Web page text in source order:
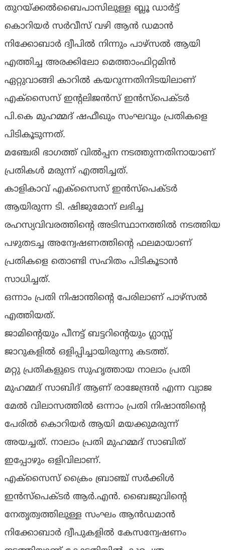
തുറയ്ക്കൽബൈപാസിലുള്ള ബ്ലൂ ഡാർട്ട്
കൊറിയർ സർവീസ് വഴി ആൻ ഡമാൻ
നിക്കോബാർ ദ്വീപിൽ നിന്നും പാഴ്സൽ ആയി
എത്തിച്ച അരക്കിലോ മെത്താംഫിറ്റമിൻ
ഏറ്റുവാങ്ങി കാറിൽ കയറുന്നതിനിടയിലാണ്
എക്സൈസ് ഇന്റലിജൻസ് ഇൻസ്പെക്ടർ
പി.കെ മുഹമ്മദ് ഷഫീഖും സംഘവും പ്രതികളെ
പിടികൂടുന്നത്.
മഞ്ചേരി ഭാഗത്ത് വിൽപ്പന നടത്തുന്നതിനായാണ്
പ്രതികൾ മരുന്ന് എത്തിച്ചത്.
കാളികാവ് എക്സൈസ് ഇൻസ്പെക്ടർ
ആയിരുന്ന ടി. ഷിജുമോന് ലഭിച്ച
രഹസ്യവിവരത്തിന്റെ അടിസ്ഥാനത്തിൽ നടത്തിയ
പഴുതടച്ച അന്വേഷണത്തിന്റെ ഫലമായാണ്
പ്രതികളെ തൊണ്ടി സഹിതം പിടികൂടാൻ
സാധിച്ചത്.
ഒന്നാം പ്രതി നിഷാന്തിന്റെ പേരിലാണ് പാഴ്സൽ
എത്തിയത്.
ജാമിന്റെയും പീനട്ട് ബട്ടറിന്റെയും ഗ്ലാസ്സ്
ജാറുകളിൽ ഒളിപ്പിച്ചായിരുന്നു കടത്ത്.
മറ്റു പ്രതികളുടെ സുഹൃത്തായ നാലാം പ്രതി
മുഹമ്മദ് സാബിദ് ആണ് രാജേന്ദ്രൻ എന്ന വ്യാജ
മേൽ വിലാസത്തിൽ ഒന്നാം പ്രതി നിഷാന്തിന്റെ
പേരിൽ കൊറിയർ ആയി മയക്കുമരുന്ന്
അയച്ചത്. നാലാം പ്രതി മുഹമ്മദ് സാബിത്
ഇപ്പോഴും ഒളിവിലാണ്.
എക്സൈസ് ക്രൈം ബ്രാഞ്ച് സർക്കിൾ
ഇൻസ്പെക്ടർ ആർ.എൻ. ബൈജുവിന്റെ
നേതൃത്വത്തിലുള്ള സംഘം ആൻഡമാൻ
നിക്കോബാർ ദ്വീപുകളിൽ കേസന്വേഷണം